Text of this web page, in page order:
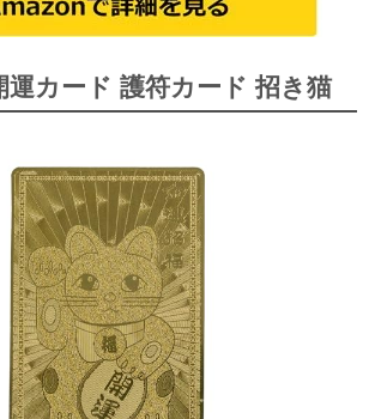
運カード 護符カード 招き猫